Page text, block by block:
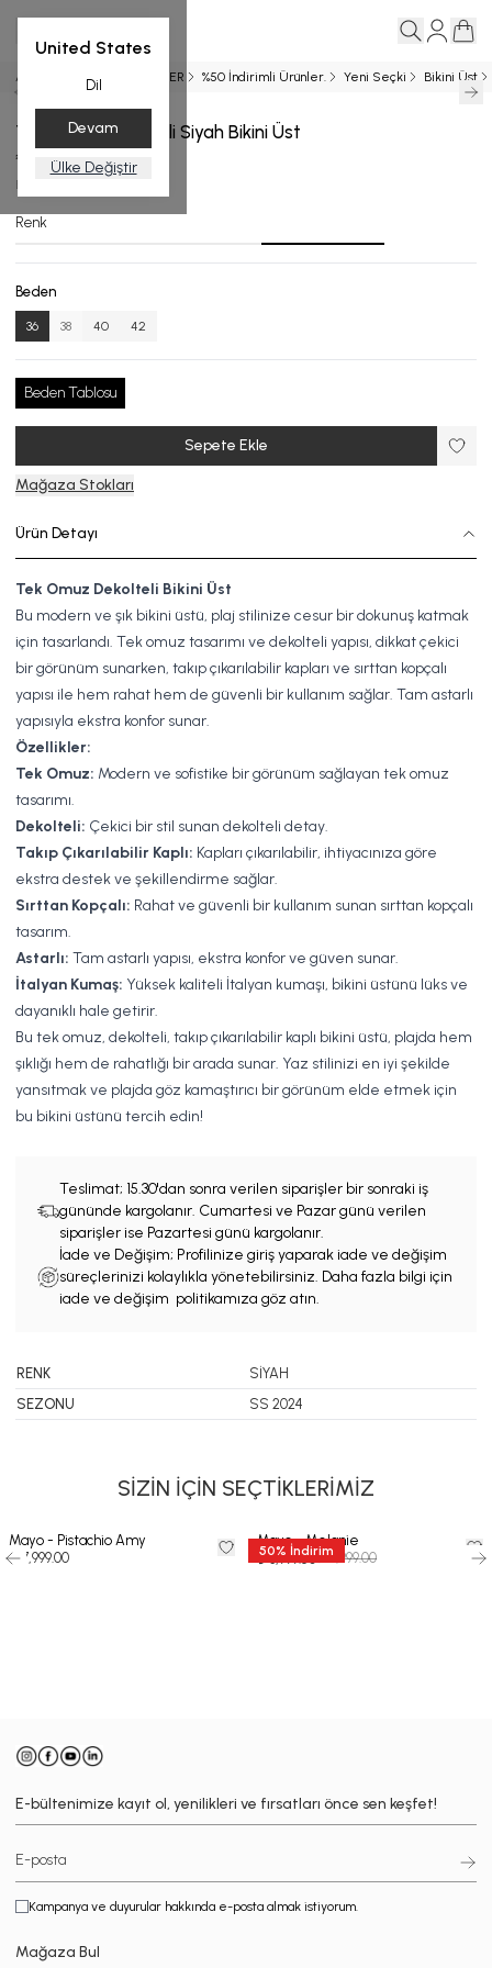
United States
Dil
Devam
Ülke Değiştir
Ana Sayfa YENİ GELENLER %50 İndirimli Ürünler. Yeni Seçki Bikini Üst
Tek Omuz Dekolteli Siyah Bikini Üst
₺ 2,999.00
BU.4706-24_R132_36
Renk
Beden
36 38 40 42
Beden Tablosu
Sepete Ekle
Mağaza Stokları
Ürün Detayı
Tek Omuz Dekolteli Bikini Üst
Bu modern ve şık bikini üstü, plaj stilinize cesur bir dokunuş katmak
için tasarlandı. Tek omuz tasarımı ve dekolteli yapısı, dikkat çekici
bir görünüm sunarken, takıp çıkarılabilir kapları ve sırttan kopçalı
yapısı ile hem rahat hem de güvenli bir kullanım sağlar. Tam astarlı
yapısıyla ekstra konfor sunar.
Özellikler:
Tek Omuz: Modern ve sofistike bir görünüm sağlayan tek omuz
tasarımı.
Dekolteli: Çekici bir stil sunan dekolteli detay.
Takıp Çıkarılabilir Kaplı: Kapları çıkarılabilir, ihtiyacınıza göre
ekstra destek ve şekillendirme sağlar.
Sırttan Kopçalı: Rahat ve güvenli bir kullanım sunan sırttan kopçalı
tasarım.
Astarlı: Tam astarlı yapısı, ekstra konfor ve güven sunar.
İtalyan Kumaş: Yüksek kaliteli İtalyan kumaşı, bikini üstünü lüks ve
dayanıklı hale getirir.
Bu tek omuz, dekolteli, takıp çıkarılabilir kaplı bikini üstü, plajda hem
şıklığı hem de rahatlığı bir arada sunar. Yaz stilinizi en iyi şekilde
yansıtmak ve plajda göz kamaştırıcı bir görünüm elde etmek için
bu bikini üstünü tercih edin!
Teslimat; 15.30'dan sonra verilen siparişler bir sonraki iş
gününde kargolanır. Cumartesi ve Pazar günü verilen
siparişler ise Pazartesi günü kargolanır.
İade ve Değişim; Profilinize giriş yaparak iade ve değişim
süreçlerinizi kolaylıkla yönetebilirsiniz. Daha fazla bilgi için
iade ve değişim politikamıza göz atın.
RENK
SİYAH
SEZONU
SS 2024
SİZİN İÇİN SEÇTİKLERİMİZ
Mayo - Pistachio Amy
₺ 7,999.00
50% İndirim
Mayo - Melanie
₺ 3,999.50 ₺ 7,999.00
E-bültenimize kayıt ol, yenilikleri ve fırsatları önce sen keşfet!
Kampanya ve duyurular hakkında e-posta almak istiyorum.
Mağaza Bul